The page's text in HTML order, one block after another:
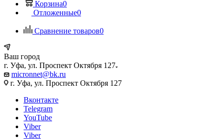
Корзина0
Отложенные0
Сравнение товаров0
Ваш город
г. Уфа, ул. Проспект Октября 127
micronnet@bk.ru
г. Уфа, ул. Проспект Октября 127
Вконтакте
Telegram
YouTube
Viber
Viber